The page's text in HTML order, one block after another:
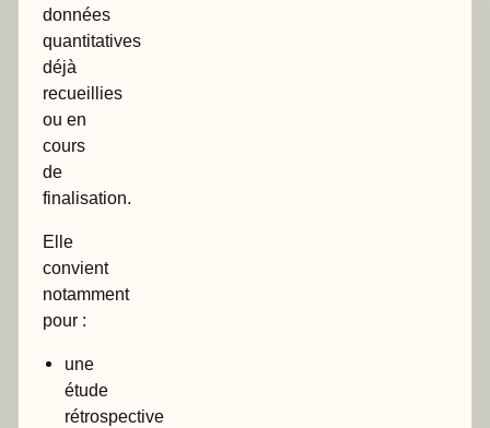
données
quantitatives
déjà
recueillies
ou en
cours
de
finalisation.
Elle
convient
notamment
pour :
une
étude
rétrospective